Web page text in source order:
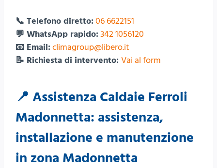
📞 Telefono diretto: 06 6622151
💬 WhatsApp rapido: 342 1056120
📧 Email: climagroup@libero.it
📝 Richiesta di intervento: Vai al form
📍 Assistenza Caldaie Ferroli
Madonnetta: assistenza,
installazione e manutenzione
in zona Madonnetta